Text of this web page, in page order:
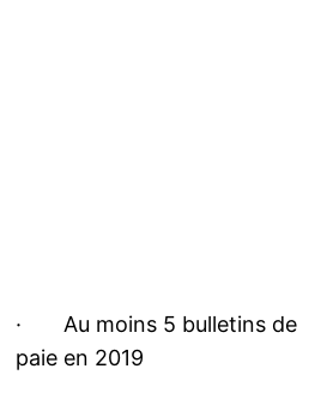
· Au moins 5 bulletins de
paie en 2019